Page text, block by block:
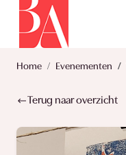
Home Evenementen
Terug naar overzicht